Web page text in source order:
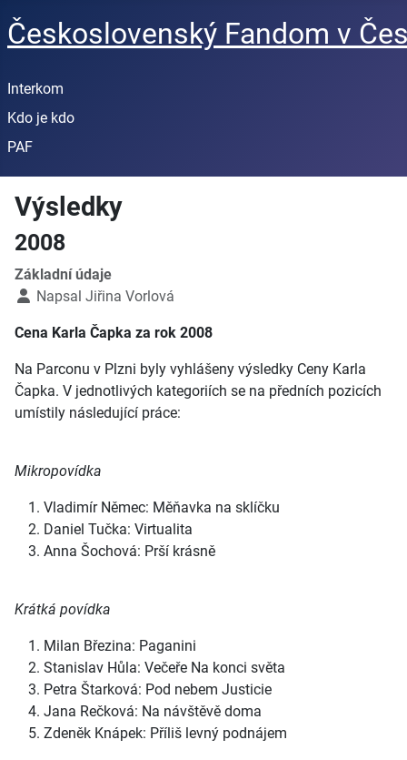
Československý Fandom v
Interkom
Kdo je kdo
PAF
Výsledky
2008
Základní údaje
Napsal Jiřina Vorlová
Cena Karla Čapka za rok 2008
Na Parconu v Plzni byly vyhlášeny výsledky Ceny Karla
Čapka. V jednotlivých kategoriích se na předních pozicích
umístily následující práce:
Mikropovídka
Vladimír Němec: Měňavka na sklíčku
Daniel Tučka: Virtualita
Anna Šochová: Prší krásně
Krátká povídka
Milan Březina: Paganini
Stanislav Hůla: Večeře Na konci světa
Petra Štarková: Pod nebem Justicie
Jana Rečková: Na návštěvě doma
Zdeněk Knápek: Příliš levný podnájem